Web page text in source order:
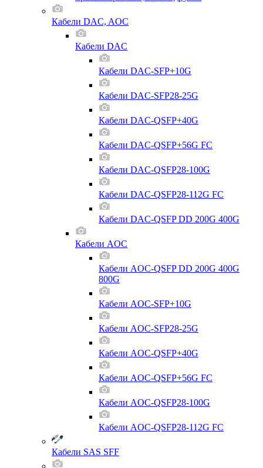
Кабели DAC, AOC
Кабели DAC
Кабели DAC-SFP+10G
Кабели DAC-SFP28-25G
Кабели DAC-QSFP+40G
Кабели DAC-QSFP+56G FC
Кабели DAC-QSFP28-100G
Кабели DAC-QSFP28-112G FC
Кабели DAC-QSFP DD 200G 400G
Кабели AOC
Кабели AOC-QSFP DD 200G 400G
800G
Кабели AOC-SFP+10G
Кабели AOC-SFP28-25G
Кабели AOC-QSFP+40G
Кабели AOC-QSFP+56G FC
Кабели AOC-QSFP28-100G
Кабели AOC-QSFP28-112G FC
Кабели SAS SFF